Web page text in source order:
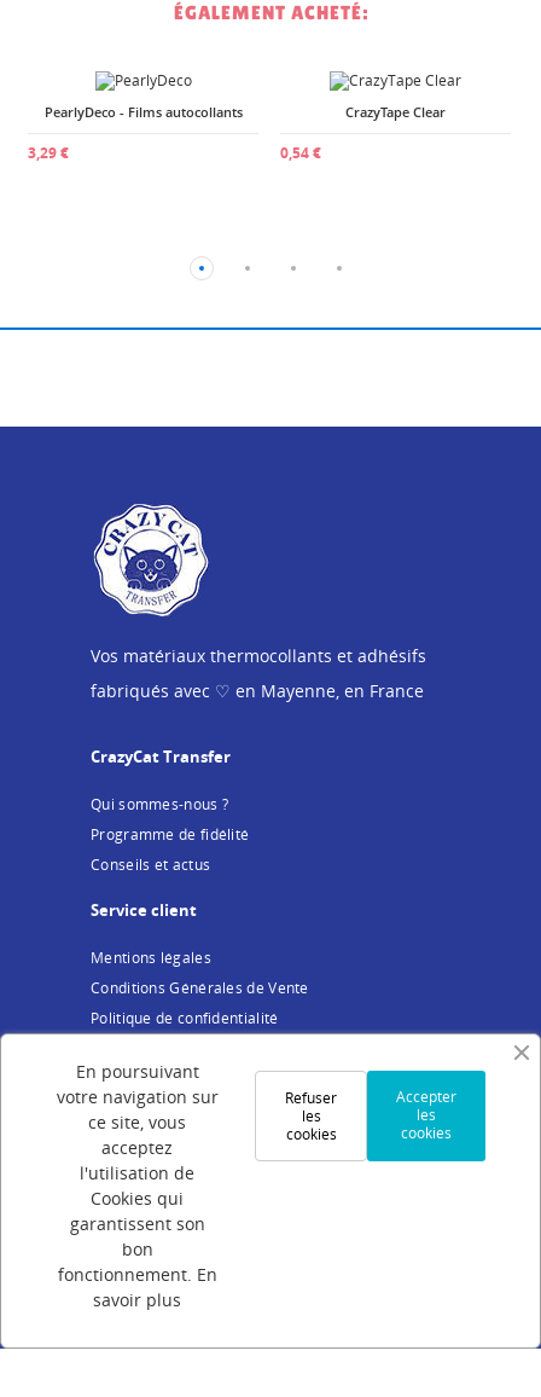
ÉGALEMENT ACHETÉ:
PearlyDeco - Films autocollants
3,29 €
CrazyTape Clear
0,54 €
Vos matériaux thermocollants et adhésifs
fabriqués avec ♡ en Mayenne, en France
CrazyCat Transfer
Qui sommes-nous ?
Programme de fidélité
Conseils et actus
Service client
Mentions légales
Conditions Générales de Vente
Politique de confidentialité
Votre compte
Connexion
Création de compte
Suivi de commande
Programme de parrainage
En poursuivant
votre navigation sur
ce site, vous
acceptez
l'utilisation de
Cookies qui
garantissent son
bon
fonctionnement. En
savoir plus
Accepter
les
cookies
Refuser
les
cookies